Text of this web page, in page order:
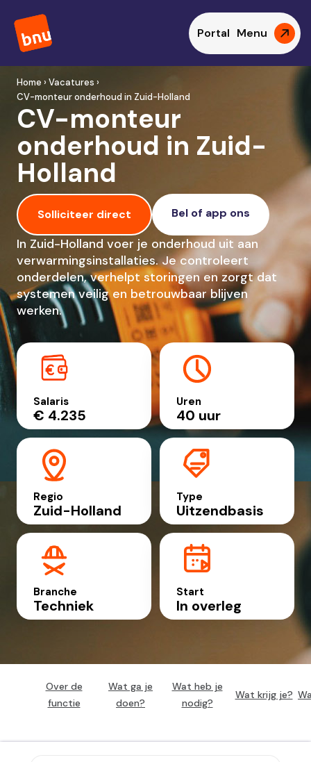
Portal Menu
Home › Vacatures ›
CV-monteur onderhoud in Zuid-Holland
CV-monteur
onderhoud in Zuid-
Holland
Solliciteer direct Bel of app ons
In Zuid-Holland voer je onderhoud uit aan
verwarmingsinstallaties. Je controleert
onderdelen, verhelpt storingen en zorgt dat
systemen veilig en betrouwbaar blijven
werken.
Salaris
€ 4.235
Uren
40 uur
Regio
Zuid-Holland
Type
Uitzendbasis
Branche
Techniek
Start
In overleg
Over de
functie
Wat ga je
doen?
Wat heb je
nodig?
Wat krijg je?